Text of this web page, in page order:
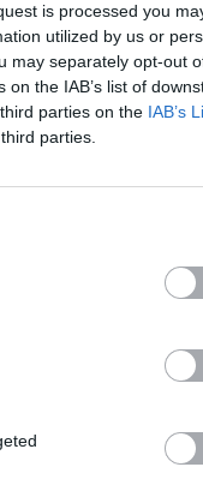
is processed you
utilized by us or
may separately opt-out
the IAB’s list of
parties on the IAB’s
parties.